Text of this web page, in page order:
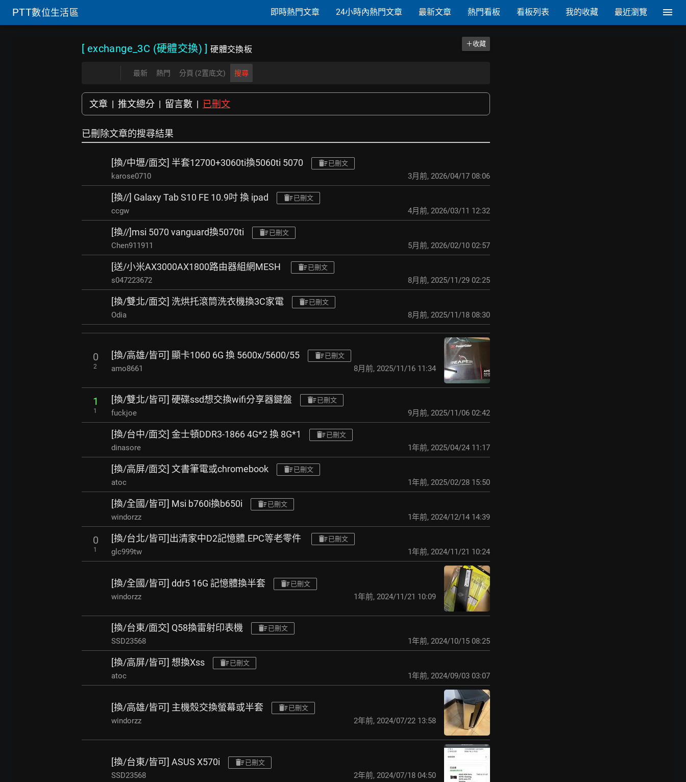
PTT數位生活區 即時熱門文章 24小時內熱門文章 最新文章 熱門看板 看板列表 我的收藏 最近瀏覽
[ exchange_3C (硬體交換) ]硬體交換板
＋收藏
最新 熱門 分頁 (2置底文) 搜尋
文章 | 推文總分 | 留言數 | 已刪文
已刪除文章的搜尋結果
[換/中壢/面交] 半套12700+3060ti換5060ti 5070 已刪文
karose0710 3月前, 2026/04/17 08:06
[換//] Galaxy Tab S10 FE 10.9吋 換 ipad 已刪文
ccgw 4月前, 2026/03/11 12:32
[換//]msi 5070 vanguard換5070ti 已刪文
Chen911911 5月前, 2026/02/10 02:57
[送/小米AX3000AX1800路由器組網MESH 已刪文
s047223672 8月前, 2025/11/29 02:25
[換/雙北/面交] 洗烘托滾筒洗衣機換3C家電 已刪文
Odia 8月前, 2025/11/18 08:30
0
2
[換/高雄/皆可] 顯卡1060 6G 換 5600x/5600/55 已刪文
amo8661 8月前, 2025/11/16 11:34
1
1
[換/雙北/皆可] 硬碟ssd想交換wifi分享器鍵盤 已刪文
fuckjoe 9月前, 2025/11/06 02:42
[換/台中/面交] 金士頓DDR3-1866 4G*2 換 8G*1 已刪文
dinasore 1年前, 2025/04/24 11:17
[換/高屏/面交] 文書筆電或chromebook 已刪文
atoc 1年前, 2025/02/28 15:50
[換/全國/皆可] Msi b760i換b650i 已刪文
windorzz 1年前, 2024/12/14 14:39
0
1
[換/台北/皆可]出清家中D2記憶體.EPC等老零件 已刪文
glc999tw 1年前, 2024/11/21 10:24
[換/全國/皆可] ddr5 16G 記憶體換半套 已刪文
windorzz 1年前, 2024/11/21 10:09
[換/台東/面交] Q58換雷射印表機 已刪文
SSD23568 1年前, 2024/10/15 08:25
[換/高屏/皆可] 想換Xss 已刪文
atoc 1年前, 2024/09/03 03:07
[換/高雄/皆可] 主機殼交換螢幕或半套 已刪文
windorzz 2年前, 2024/07/22 13:58
[換/台東/皆可] ASUS X570i 已刪文
SSD23568 2年前, 2024/07/18 04:50